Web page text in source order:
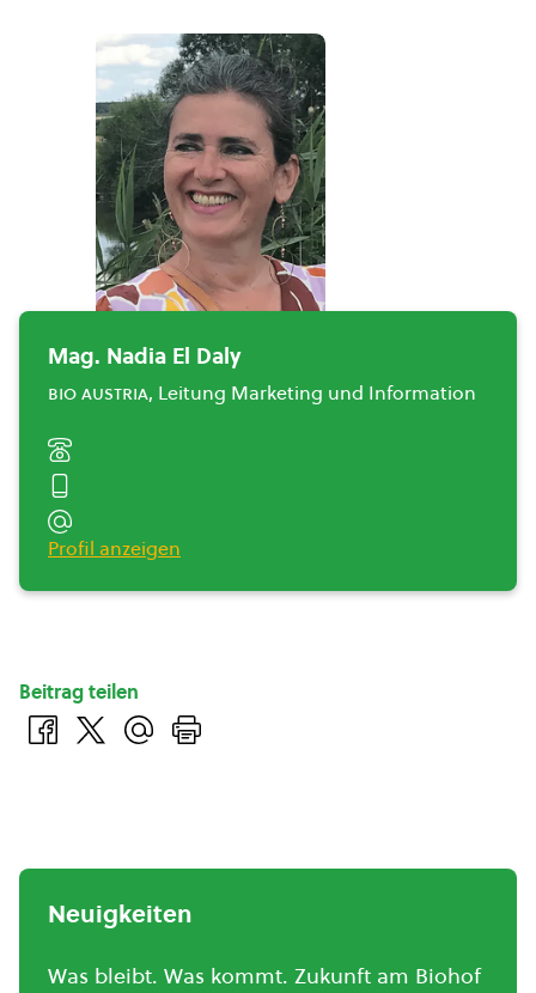
Mag. Nadia El Daly
bio austria, Leitung Marketing und Information
Profil anzeigen
Beitrag teilen
Neuigkeiten
Was bleibt. Was kommt. Zukunft am Biohof